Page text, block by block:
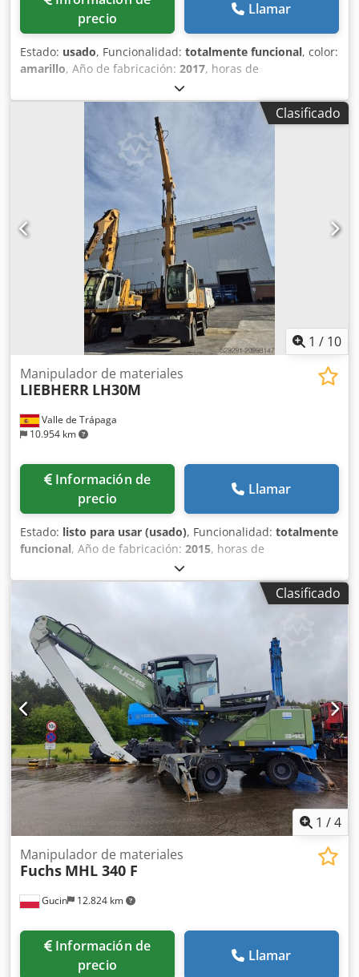
precio
Llamar
Estado: usado, Funcionalidad: totalmente funcional, color:
amarillo, Año de fabricación: 2017, horas de
, LIEBHERR LH40M. AÑO:201.
HORAS: 13450. CUATRO GATOS. RUEDAS MACIZAS. CABINA
HIDRAULICA. PLUMA INDUSTRIAL 9.10 M. BALANCIN
INDUSTRIAL 7.50 M. CERTIFICADO CE. MUY BUEN ESTADO
Dcjdpexl E Afsfx Acyjk
Clasificado
1 / 10
Valle de Trápaga
10.954 km
Manipulador de materiales
LIEBHERR LH30M
Información de
precio
Llamar
Estado: listo para usar (usado), Funcionalidad: totalmente
funcional, Año de fabricación: 2015, horas de
, Liebherr LH30. Año: 2015.
Horas:: 15.090. Pluma industrial 6.80 m. Balancín industrial
de 5 m. con botella delantera. Cuatro gatos. Ruedas
macizas. Certificado CE. Buen estado. Dcodpfx Ajya
Iadscyjk
Clasificado
1 /4
Gucin 12.824 km
Manipulador de materiales
Fuchs MHL 340 F
Información de
precio
Llamar